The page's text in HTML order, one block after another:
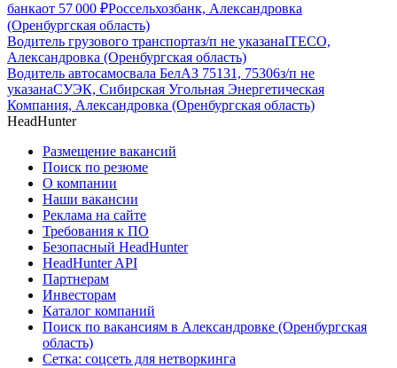
банкаот 57 000 ₽Россельхозбанк, Александровка
(Оренбургская область)
Водитель грузового транспортаз/п не указанаITECO,
Александровка (Оренбургская область)
Водитель автосамосвала БелАЗ 75131, 75306з/п не
указанаСУЭК, Сибирская Угольная Энергетическая
Компания, Александровка (Оренбургская область)
HeadHunter
Размещение вакансий
Поиск по резюме
О компании
Наши вакансии
Реклама на сайте
Требования к ПО
Безопасный HeadHunter
HeadHunter API
Партнерам
Инвесторам
Каталог компаний
Поиск по вакансиям в Александровке (Оренбургская
область)
Сетка: соцсеть для нетворкинга